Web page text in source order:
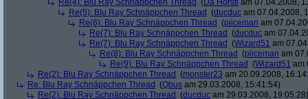
Re(4): Blu Ray Schnäppchen Thread (Da Horstl am 07.04.2008,
Re(5): Blu Ray Schnäppchen Thread (ducduc am 07.04.2008,
Re(6): Blu Ray Schnäppchen Thread (piiceman am
Re(7): Blu Ray Schnäppchen Thread (ducduc am
Re(7): Blu Ray Schnäppchen Thread (Wizard51 am
Re(8): Blu Ray Schnäppchen Thread (piiceman am
Re(9): Blu Ray Schnäppchen Thread (Wizard51 am
Re(2): Blu Ray Schnäppchen Thread (monster23 am 20.09.2008,
Re: Blu Ray Schnäppchen Thread (Qbus am 29.03.2008, 15:41:54)
Re(2): Blu Ray Schnäppchen Thread (ducduc am 29.03.2008, 19:05:28)